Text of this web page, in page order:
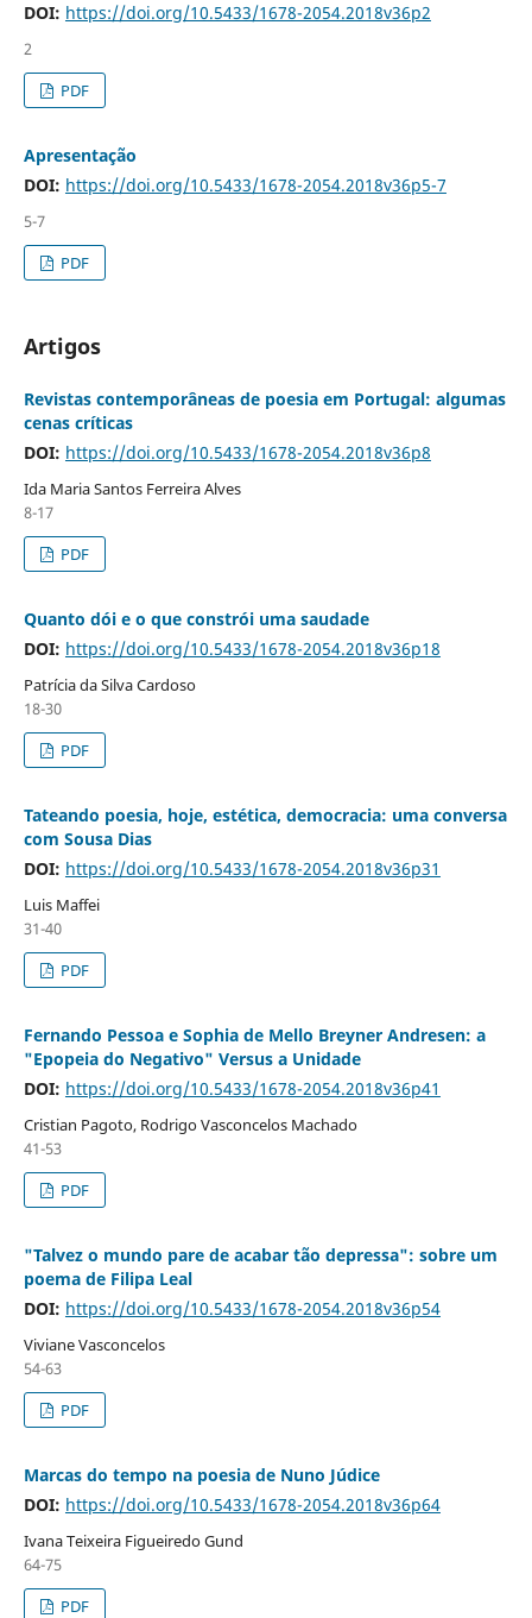
DOI: https://doi.org/10.5433/1678-2054.2018v36p2
2
PDF
Apresentação
DOI: https://doi.org/10.5433/1678-2054.2018v36p5-7
5-7
PDF
Artigos
Revistas contemporâneas de poesia em Portugal: algumas
cenas críticas
DOI: https://doi.org/10.5433/1678-2054.2018v36p8
Ida Maria Santos Ferreira Alves
8-17
PDF
Quanto dói e o que constrói uma saudade
DOI: https://doi.org/10.5433/1678-2054.2018v36p18
Patrícia da Silva Cardoso
18-30
PDF
Tateando poesia, hoje, estética, democracia: uma conversa
com Sousa Dias
DOI: https://doi.org/10.5433/1678-2054.2018v36p31
Luis Maffei
31-40
PDF
Fernando Pessoa e Sophia de Mello Breyner Andresen: a
"Epopeia do Negativo" Versus a Unidade
DOI: https://doi.org/10.5433/1678-2054.2018v36p41
Cristian Pagoto, Rodrigo Vasconcelos Machado
41-53
PDF
"Talvez o mundo pare de acabar tão depressa": sobre um
poema de Filipa Leal
DOI: https://doi.org/10.5433/1678-2054.2018v36p54
Viviane Vasconcelos
54-63
PDF
Marcas do tempo na poesia de Nuno Júdice
DOI: https://doi.org/10.5433/1678-2054.2018v36p64
Ivana Teixeira Figueiredo Gund
64-75
PDF